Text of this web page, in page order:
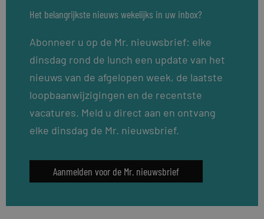
Het belangrijkste nieuws wekelijks in uw inbox?
Abonneer u op de Mr. nieuwsbrief: elke
dinsdag rond de lunch een update van het
nieuws van de afgelopen week, de laatste
loopbaanwijzigingen en de recentste
vacatures. Meld u direct aan en ontvang
elke dinsdag de Mr. nieuwsbrief.
Aanmelden voor de Mr. nieuwsbrief